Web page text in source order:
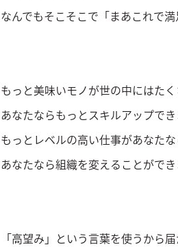
なんでもそこそこで「まあこれで
もっと美味いモノが世の中にはたく
あなたならもっとスキルアップでき
もっとレベルの高い仕事があなたな
あなたなら組織を変えることができ
「高望み」という言葉を使うから